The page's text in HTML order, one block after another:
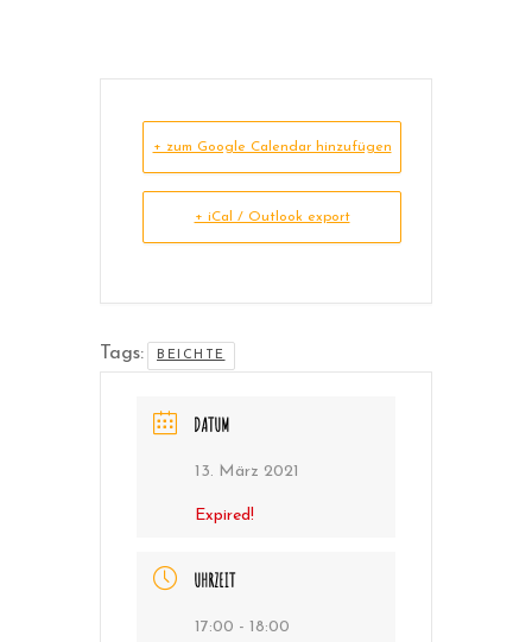
+ zum Google Calendar hinzufügen
+ iCal / Outlook export
Tags: BEICHTE
DATUM
13. März 2021
Expired!
UHRZEIT
17:00 - 18:00